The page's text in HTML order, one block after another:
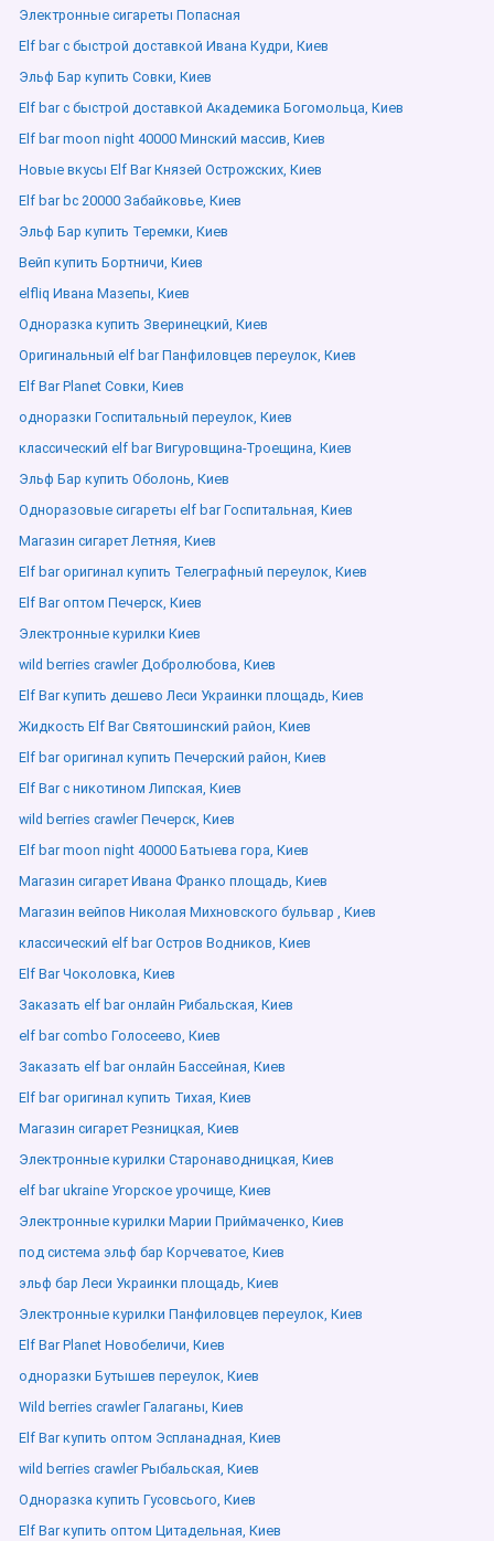
Электронные сигареты Попасная
Elf bar с быстрой доставкой Ивана Кудри, Киев
Эльф Бар купить Совки, Киев
Elf bar с быстрой доставкой Академика Богомольца, Киев
Elf bar moon night 40000 Минский массив, Киев
Новые вкусы Elf Bar Князей Острожских, Киев
Elf bar bc 20000 Забайковье, Киев
Эльф Бар купить Теремки, Киев
Вейп купить Бортничи, Киев
elfliq Ивана Мазепы, Киев
Одноразка купить Зверинецкий, Киев
Оригинальный elf bar Панфиловцев переулок, Киев
Elf Bar Planet Совки, Киев
одноразки Госпитальный переулок, Киев
классический elf bar Вигуровщина-Троещина, Киев
Эльф Бар купить Оболонь, Киев
Одноразовые сигареты elf bar Госпитальная, Киев
Магазин сигарет Летняя, Киев
Elf bar оригинал купить Телеграфный переулок, Киев
Elf Bar оптом Печерск, Киев
Электронные курилки Киев
wild berries crawler Добролюбова, Киев
Elf Bar купить дешево Леси Украинки площадь, Киев
Жидкость Elf Bar Святошинский район, Киев
Elf bar оригинал купить Печерский район, Киев
Elf Bar с никотином Липская, Киев
wild berries crawler Печерск, Киев
Elf bar moon night 40000 Батыева гора, Киев
Магазин сигарет Ивана Франко площадь, Киев
Магазин вейпов Николая Михновского бульвар , Киев
классический elf bar Остров Водников, Киев
Elf Bar Чоколовка, Киев
Заказать elf bar онлайн Рибальская, Киев
elf bar combo Голосеево, Киев
Заказать elf bar онлайн Бассейная, Киев
Elf bar оригинал купить Тихая, Киев
Магазин сигарет Резницкая, Киев
Электронные курилки Старонаводницкая, Киев
elf bar ukraine Угорское урочище, Киев
Электронные курилки Марии Приймаченко, Киев
под система эльф бар Корчеватое, Киев
эльф бар Леси Украинки площадь, Киев
Электронные курилки Панфиловцев переулок, Киев
Elf Bar Planet Новобеличи, Киев
одноразки Бутышев переулок, Киев
Wild berries crawler Галаганы, Киев
Elf Bar купить оптом Эспланадная, Киев
wild berries crawler Рыбальская, Киев
Одноразка купить Гусовсього, Киев
Elf Bar купить оптом Цитадельная, Киев